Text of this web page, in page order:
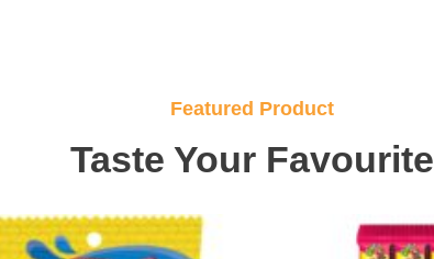
Featured Product
Taste Your Favourite